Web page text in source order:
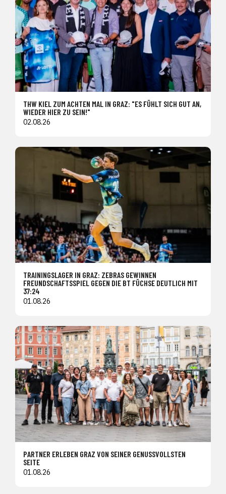
THW KIEL ZUM ACHTEN MAL IN GRAZ: "ES FÜHLT SICH GUT AN,
WIEDER HIER ZU SEIN!"
02.08.26
TRAININGSLAGER IN GRAZ: ZEBRAS GEWINNEN
FREUNDSCHAFTSSPIEL GEGEN DIE BT FÜCHSE DEUTLICH MIT
37:24
01.08.26
PARTNER ERLEBEN GRAZ VON SEINER GENUSSVOLLSTEN
SEITE
01.08.26